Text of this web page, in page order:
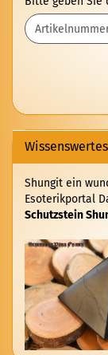
GEBEN
SIE
DIE
KATALOG
EIN.
Wissenswertes
Shungit ein
Esoterikportal
Schutzstein